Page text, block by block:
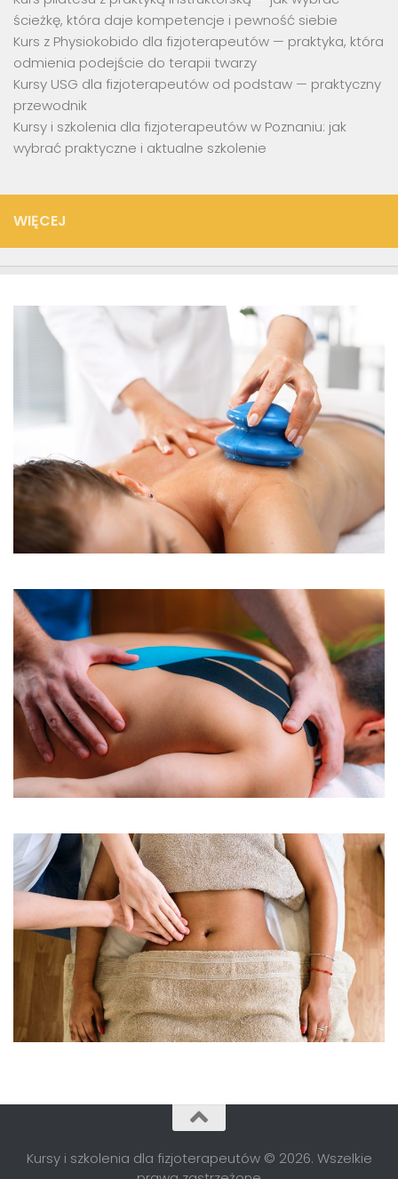
ścieżkę, która daje kompetencje i pewność siebie
Kurs z Physiokobido dla fizjoterapeutów — praktyka, która
odmienia podejście do terapii twarzy
Kursy USG dla fizjoterapeutów od podstaw — praktyczny
przewodnik
Kursy i szkolenia dla fizjoterapeutów w Poznaniu: jak
wybrać praktyczne i aktualne szkolenie
WIĘCEJ
Kursy i szkolenia dla fizjoterapeutów © 2026. Wszelkie